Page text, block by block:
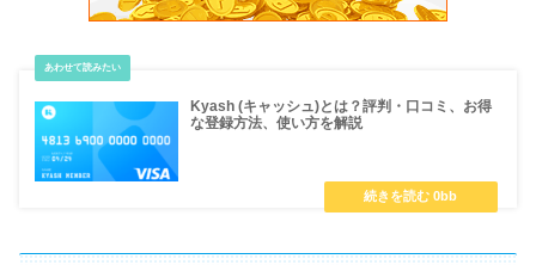
Kyash (キャッシュ)とは？評判・口コミ、お得
な登録方法、使い方を解説